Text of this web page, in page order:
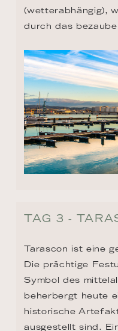
(wetterabhängig),
durch das
TAG 3 -
Tarascon ist eine
Die prächtige
Symbol des
beherbergt heute
historische
ausgestellt sind.